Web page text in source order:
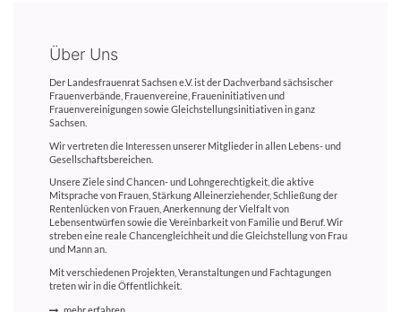
Über Uns
Der Landesfrauenrat Sachsen e.V. ist der Dachverband sächsischer
Frauenverbände, Frauenvereine, Fraueninitiativen und
Frauenvereinigungen sowie Gleichstellungsinitiativen in ganz
Sachsen.
Wir vertreten die Interessen unserer Mitglieder in allen Lebens- und
Gesellschaftsbereichen.
Unsere Ziele sind Chancen- und Lohngerechtigkeit, die aktive
Mitsprache von Frauen, Stärkung Alleinerziehender, Schließung der
Rentenlücken von Frauen, Anerkennung der Vielfalt von
Lebensentwürfen sowie die Vereinbarkeit von Familie und Beruf. Wir
streben eine reale Chancengleichheit und die Gleichstellung von Frau
und Mann an.
Mit verschiedenen Projekten, Veranstaltungen und Fachtagungen
treten wir in die Öffentlichkeit.